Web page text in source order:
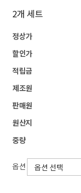
2개 세트
정상가
할인가
적립금
제조원
판매원
원산지
중량
옵션